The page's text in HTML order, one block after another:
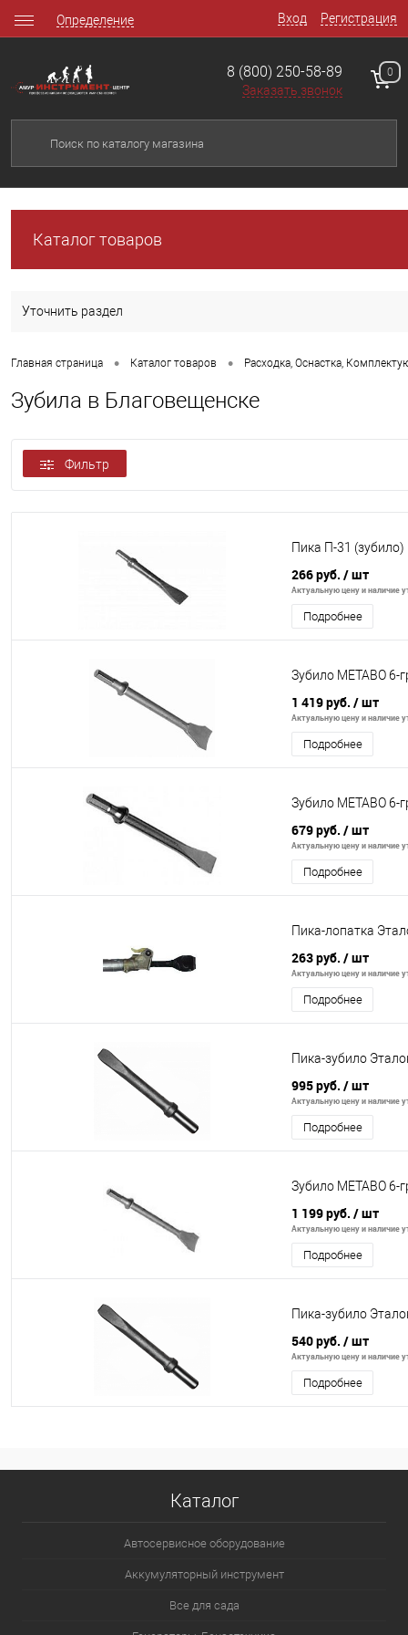
Вход Регистрация
Определение
8 (800) 250-58-89
Заказать звонок
0
Каталог товаров
Уточнить раздел
Главная страница • Каталог товаров • Расходка, Оснастка,
Зубила в Благовещенске
Фильтр
Пика П-31 (зубило)
266 руб. / шт
Актуальную цену и наличие
Подробнее
Зубило METABO
1 419 руб. / шт
Актуальную цену и наличие
Подробнее
Зубило METABO
679 руб. / шт
Актуальную цену и наличие
Подробнее
Пика-лопатка
263 руб. / шт
Актуальную цену и наличие
Подробнее
Пика-зубило
995 руб. / шт
Актуальную цену и наличие
Подробнее
Зубило METABO
1 199 руб. / шт
Актуальную цену и наличие
Подробнее
Пика-зубило
540 руб. / шт
Актуальную цену и наличие
Подробнее
Каталог
Автосервисное оборудование
Аккумуляторный инструмент
Все для сада